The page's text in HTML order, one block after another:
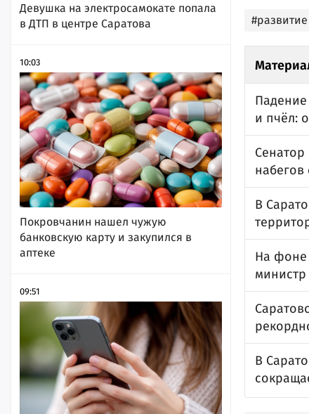
Девушка на электросамокате попала
в ДТП в центре Саратова
10:03
Покровчанин нашел чужую
банковскую карту и закупился в
аптеке
09:51
Падение
и пчёл:
Сенатор
набегов
В
На фоне
В